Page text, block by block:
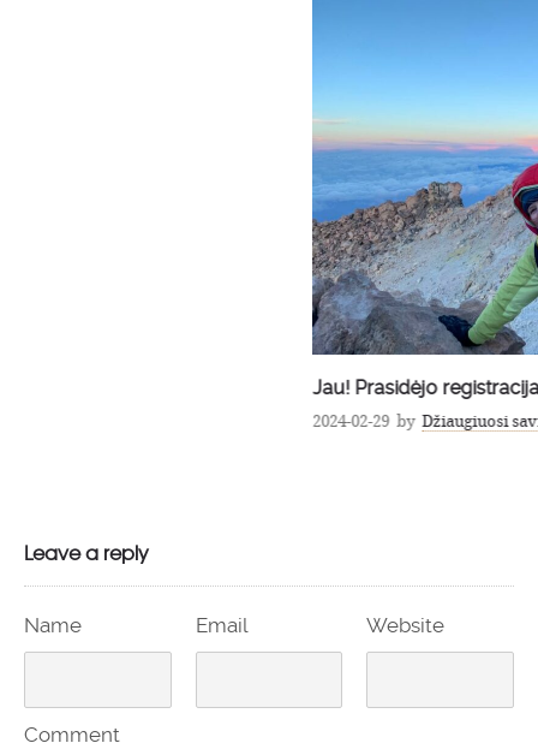
Prasidėjo registracija į Pasitikinčią savimi Lūšį 2024
Naujienos
Leave a reply
Name Email Website
Comment